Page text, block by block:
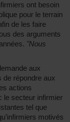
ont besoin
pour le terrain
de les faire
des arguments
"Nous
aux
de répondre aux
actions
le secteur infirmier
tel que
motivés